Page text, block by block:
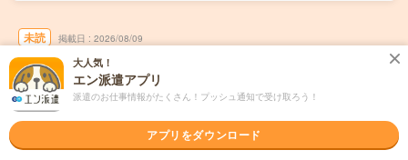
未読 掲載日 2026/08/09
時給2000円＊基本定時で帰れる＊電話業務な
ど
交通費別途支給あり 土日祝日が休み
派遣
大人気！
エン派遣アプリ
派遣のお仕事情報がたくさん！プッシュ通知で受け取ろう！
アプリをダウンロード